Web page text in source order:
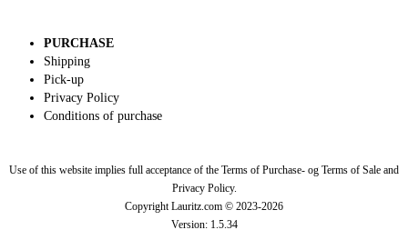
PURCHASE
Shipping
Pick-up
Privacy Policy
Conditions of purchase
Use of this website implies full acceptance of the Terms of Purchase- og Terms of Sale and
Privacy Policy.
Copyright Lauritz.com © 2023-2026
Version: 1.5.34